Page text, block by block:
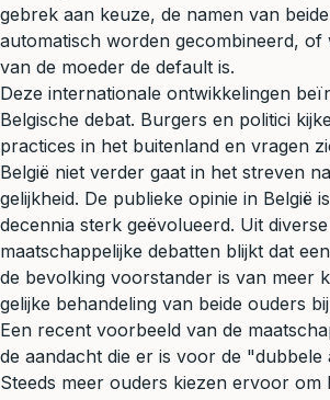
gebrek aan keuze, de namen van
automatisch worden gecombineerd, of
van de moeder de default is.
Deze internationale ontwikkelingen
Belgische debat. Burgers en politici
practices in het buitenland en vragen
België niet verder gaat in het streven
gelijkheid. De publieke opinie in België
decennia sterk geëvolueerd. Uit
maatschappelijke debatten blijkt dat
de bevolking voorstander is van meer
gelijke behandeling van beide ouders
Een recent voorbeeld van de
de aandacht die er is voor de "dubbele
Steeds meer ouders kiezen ervoor om